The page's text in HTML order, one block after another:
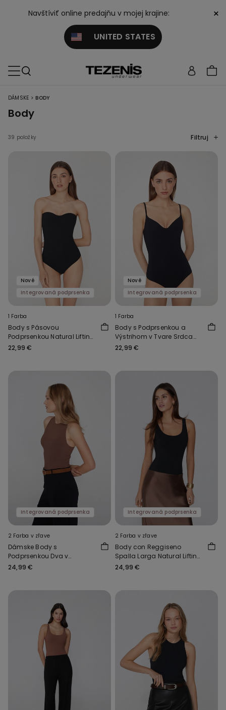
Navštíviť online predajňu v mojej krajine:
UNITED STATES
×
DÁMSKE > BODY
Body
39 položky Filtruj
Nové
Integrovaná podprsenka
1 Farba
Body s Pásovou
Podprsenkou Natural Lifting
2 v 1
22,99 €
Nové
Integrovaná podprsenka
1 Farba
Body s Podprsenkou a
Výstrihom v Tvare Srdca
Natural Lifting 2 v 1
22,99 €
Integrovaná podprsenka
2 Farba v zľave
Dámske Body s
Podprsenkou Dva v
Jednom Light Touch
24,99 €
Integrovaná podprsenka
2 Farba v zľave
Body con Reggiseno
Spalla Larga Natural Lifting
2 in 1
24,99 €